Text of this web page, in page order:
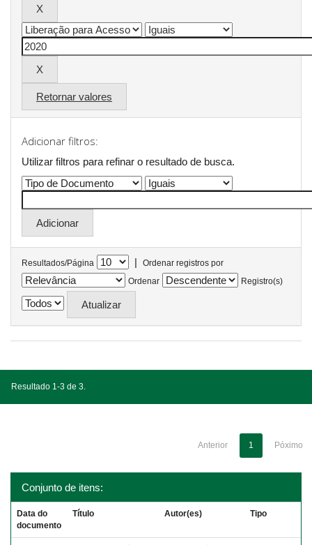
Retornar valores
Adicionar filtros:
Utilizar filtros para refinar o resultado de busca.
Resultados/Página |
Ordenar registros por
Ordenar
Registro(s)
Resultado 1-3 de 3.
Anterior 1 Póximo
Conjunto de itens:
Data do
documento
Título Autor(es) Tipo